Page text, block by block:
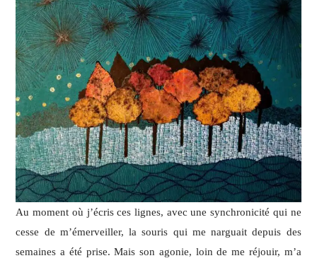
Au moment où j’écris ces lignes, avec une synchronicité qui ne
cesse de m’émerveiller, la souris qui me narguait depuis des
semaines a été prise. Mais son agonie, loin de me réjouir, m’a